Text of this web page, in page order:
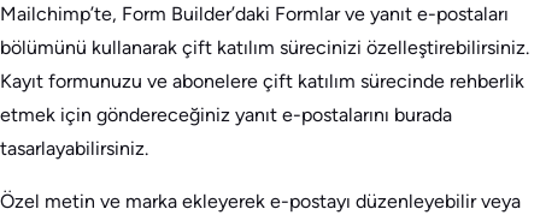
Mailchimp’te, Form Builder’daki Formlar ve yanıt e-postaları
bölümünü kullanarak çift katılım sürecinizi özelleştirebilirsiniz.
Kayıt formunuzu ve abonelere çift katılım sürecinde rehberlik
etmek için göndereceğiniz yanıt e-postalarını burada
tasarlayabilirsiniz.
Özel metin ve marka ekleyerek e-postayı düzenleyebilir veya